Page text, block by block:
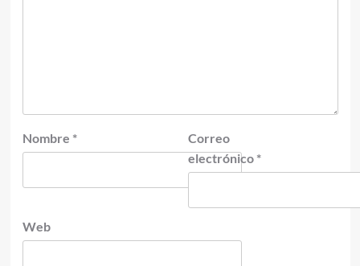
Nombre *
Correo
electrónico *
Web